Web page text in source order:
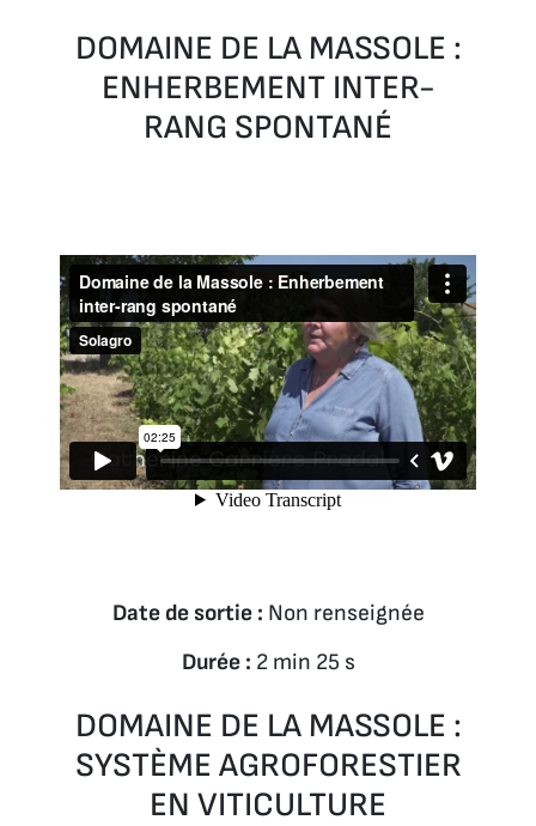
DOMAINE DE LA MASSOLE :
ENHERBEMENT INTER-
RANG SPONTANÉ
Date de sortie : Non renseignée
Durée : 2 min 25 s
DOMAINE DE LA MASSOLE :
SYSTÈME AGROFORESTIER
EN VITICULTURE